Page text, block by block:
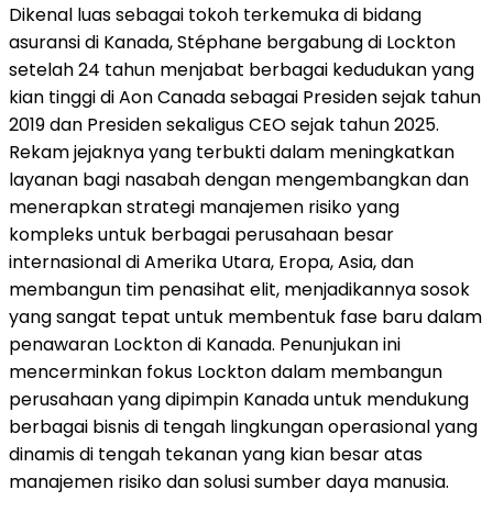
Dikenal luas sebagai tokoh terkemuka di bidang
asuransi di Kanada, Stéphane bergabung di Lockton
setelah 24 tahun menjabat berbagai kedudukan yang
kian tinggi di Aon Canada sebagai Presiden sejak tahun
2019 dan Presiden sekaligus CEO sejak tahun 2025.
Rekam jejaknya yang terbukti dalam meningkatkan
layanan bagi nasabah dengan mengembangkan dan
menerapkan strategi manajemen risiko yang
kompleks untuk berbagai perusahaan besar
internasional di Amerika Utara, Eropa, Asia, dan
membangun tim penasihat elit, menjadikannya sosok
yang sangat tepat untuk membentuk fase baru dalam
penawaran Lockton di Kanada. Penunjukan ini
mencerminkan fokus Lockton dalam membangun
perusahaan yang dipimpin Kanada untuk mendukung
berbagai bisnis di tengah lingkungan operasional yang
dinamis di tengah tekanan yang kian besar atas
manajemen risiko dan solusi sumber daya manusia.